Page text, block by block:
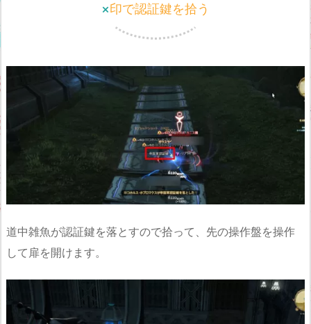
×印で認証鍵を拾う
道中雑魚が認証鍵を落とすので拾って、先の操作盤を操作
して扉を開けます。